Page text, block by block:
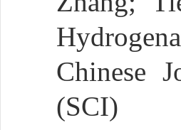
Chinese
(SCI)